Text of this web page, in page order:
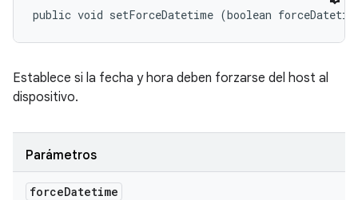
public void setForceDatetime (boolean
Establece si la fecha y hora deben forzarse del host al
dispositivo.
Parámetros
forceDatetime